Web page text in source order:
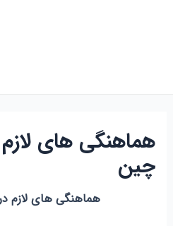
هماهنگی های لازم
چین
هماهنگی های لازم